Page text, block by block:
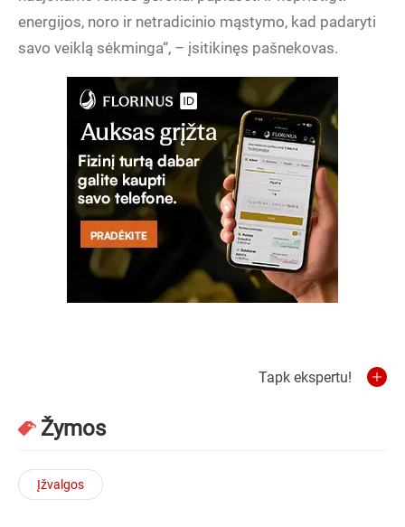
energijos, noro ir netradicinio mąstymo, kad padaryti
savo veiklą sėkminga“, – įsitikinęs pašnekovas.
Tapk ekspertu!
Žymos
Įžvalgos